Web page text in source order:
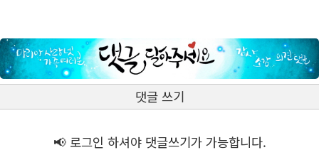
댓글 쓰기
📢 로그인 하셔야 댓글쓰기가 가능합니다.